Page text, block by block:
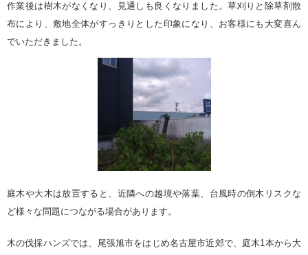
作業後は樹木がなくなり、見通しも良くなりました。草刈りと除草剤散
布により、敷地全体がすっきりとした印象になり、お客様にも大変喜ん
でいただきました。
庭木や大木は放置すると、近隣への越境や落葉、台風時の倒木リスクな
ど様々な問題につながる場合があります。
木の伐採ハンズでは、尾張旭市をはじめ名古屋市近郊で、庭木1本から大